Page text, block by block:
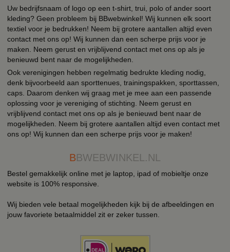
Uw bedrijfsnaam of logo op een t-shirt, trui, polo of ander soort
kleding? Geen probleem bij BBwebwinkel! Wij kunnen elk soort
textiel voor je bedrukken! Neem bij grotere aantallen altijd even
contact met ons op! Wij kunnen dan een scherpe prijs voor je
maken. Neem gerust en vrijblijvend contact met ons op als je
benieuwd bent naar de mogelijkheden.
Ook verenigingen hebben regelmatig bedrukte kleding nodig,
denk bijvoorbeeld aan sporttenues, trainingspakken, sporttassen,
caps. Daarom denken wij graag met je mee aan een passende
oplossing voor je vereniging of stichting. Neem gerust en
vrijblijvend contact met ons op als je benieuwd bent naar de
mogelijkheden. Neem bij grotere aantallen altijd even contact met
ons op! Wij kunnen dan een scherpe prijs voor je maken!
BBWEBWINKEL.NL
Bestel gemakkelijk online met je laptop, ipad of mobieltje onze
website is 100% responsive.
Wij bieden vele betaal mogelijkheden kijk bij de afbeeldingen en
jouw favoriete betaalmiddel zit er zeker tussen.